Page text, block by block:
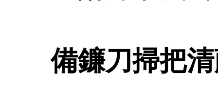
備鐮刀掃把